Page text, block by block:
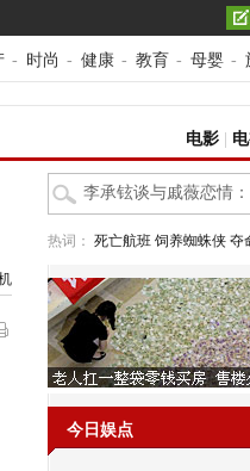
- 时尚 - 健康 - 教育 - 母婴 -
电影
热词： 死亡航班 饲养蜘蛛侠 夺
今日娱点